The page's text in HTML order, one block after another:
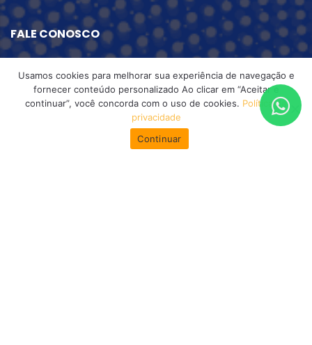
FALE CONOSCO
para conversar com você que quer inovar.
atendimento@escolatecnicansa.com.br
Usamos cookies para melhorar sua experiência de navegação e
fornecer conteúdo personalizado Ao clicar em “Aceitar e
continuar”, você concorda com o uso de cookies. Política de
privacidade
Continuar